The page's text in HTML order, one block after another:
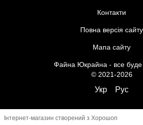
Контакти
Повна версія сайту
Мапа сайту
Файна Юкрайна - все буде
© 2021-2026
Укр Рус
Інтернет-магазин створений з Хорошоп